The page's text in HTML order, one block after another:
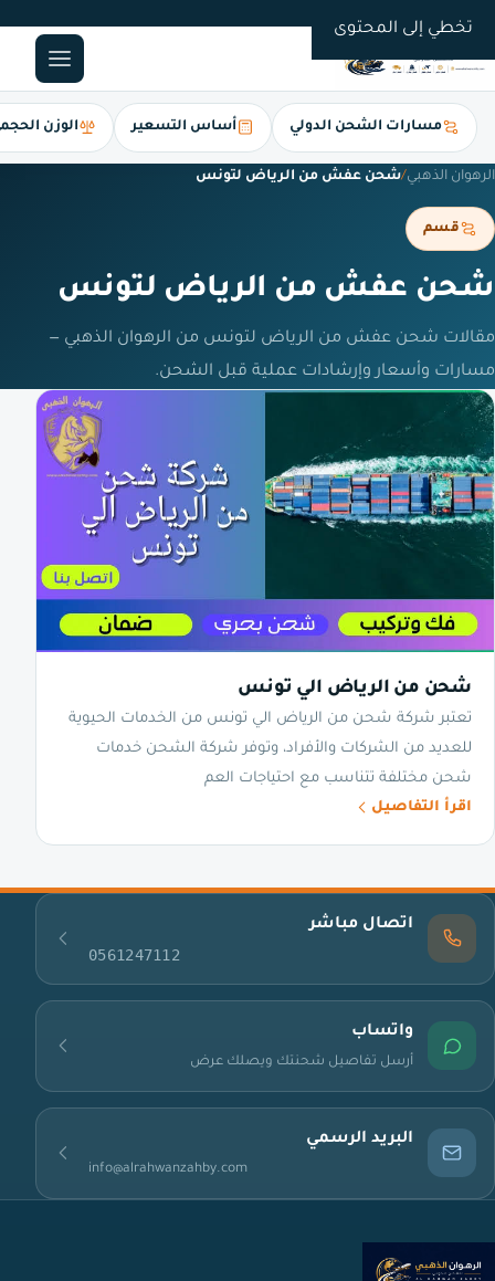
تخطي إلى المحتوى
مسارات الشحن الدولي أساس التسعير الوزن
الرهوان الذهبي/شحن عفش من الرياض لتونس
قسم
شحن عفش من الرياض لتونس
مقالات شحن عفش من الرياض لتونس من الرهوان الذهبي —
مسارات وأسعار وإرشادات عملية قبل الشحن.
شحن من الرياض الي تونس
تعتبر شركة شحن من الرياض الي تونس من الخدمات الحيوية
للعديد من الشركات والأفراد، وتوفر شركة الشحن خدمات
شحن مختلفة تتناسب مع احتياجات العم
اقرأ التفاصيل
اتصال مباشر
0561247112
واتساب
أرسل تفاصيل شحنتك ويصلك عرض
البريد الرسمي
info@alrahwanzahby.com